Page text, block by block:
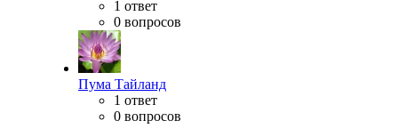
1 ответ
0 вопросов
Пума Тайланд
1 ответ
0 вопросов